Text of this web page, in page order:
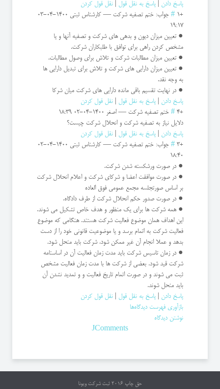
پاسخ دادن
پاسخ به نقل قول
نقل قول کردن
+1
# جواب: ختم تصفیه شرکت — کارشناس ثبتی
1400-04-03
19:17
● تعیین میزان دیون و بدهی های شرکت و تصفیه آنها و یا
مشخص کردن راهی برای توافق با طلبکاران شرکت.
● تعیین میزان مطالبات شرکت و تلاش برای وصول مطالبات.
● تعیین میزان دارایی های شرکت و تلاش برای تبدیل دارایی ها
به وجه نقد.
● در نهایت تقسیم باقی مانده دارایی های شرکت میان شرکا
پاسخ دادن
پاسخ به نقل قول
نقل قول کردن
+4
# ختم تصفیه شرکت —اصغر 1400-04-02 18:39
دلایل نیاز به تصفیه شرکت و انحلال شرکت چیست؟
پاسخ دادن
پاسخ به نقل قول
نقل قول کردن
+3
# جواب: ختم تصفیه شرکت — کارشناس ثبتی
1400-04-02
18:40
● در صورت ورشکسته شدن شرکت.
● در صورت موافقت اعضا و شرکای شرکت و اعلام انحلال شرکت
بر اساس صورتجلسه مجمع عمومی فوق العاده
● در صورت صدور حکم انحلال شرکت از طرف دادگاه.
● همه شرکت ها برای یک منظور و هدف خاص تشکیل می شوند.
این اهداف همان موضوع فعالیت شرکت هستند. هنگامی که موضوع
فعالیت شرکت به اتمام برسد و یا موضوعیت قانونی خود را از دست
بدهد و عملا انجام آن غیر ممکن شود، شرکت باید منحل شود.
● در زمان تاسیس شرکت باید مدت زمان فعالیت آن در اساسنامه
شرکت قید شود. بعضی از شرکت ها با مدت زمان فعالیت مشخص
ثبت می شوند و در صورت اتمام تاریخ فعالیت و و تمدید نشدن آن
باید منحل شوند.
پاسخ دادن
پاسخ به نقل قول
نقل قول کردن
بازآوری فهرست دیدگاه‌ها
نوشتن دیدگاه
JComments
حق چاپ 2016 ثبت شرکت ویونا